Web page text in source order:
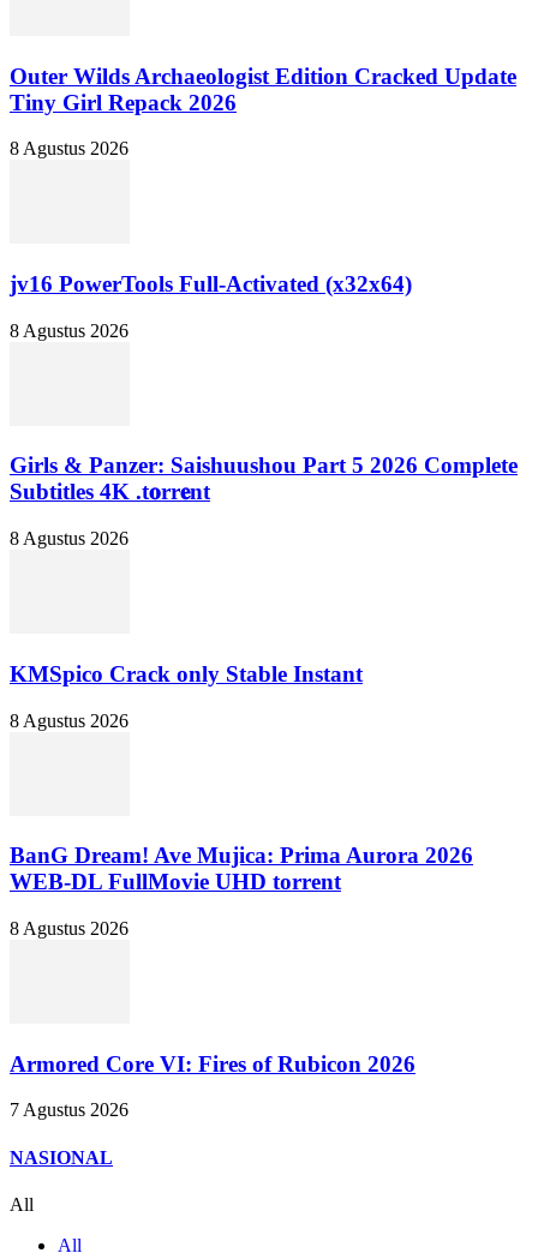
Outer Wilds Archaeologist Edition Cracked Update
Tiny Girl Repack 2026
8 Agustus 2026
jv16 PowerTools Full-Activated (x32x64)
8 Agustus 2026
Girls & Panzer: Saishuushou Part 5 2026 Complete
Subtitles 4K .t𝐨rr𝐞nt
8 Agustus 2026
KMSpico Crack only Stable Instant
8 Agustus 2026
BanG Dream! Ave Mujica: Prima Aurora 2026
WEB-DL FullMovie UHD torrent
8 Agustus 2026
Armored Core VI: Fires of Rubicon 2026
7 Agustus 2026
NASIONAL
All
All